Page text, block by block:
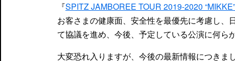
『SPITZ JAMBOREE TOUR 2019-2020 “MIKKE”
お客さまの健康面、安全性を最優先に考慮し、
て協議を進め、今後、予定している公演に何ら
大変恐れ入りますが、今後の最新情報につきま